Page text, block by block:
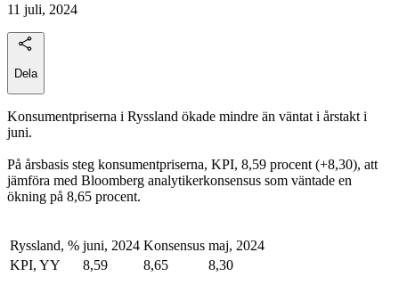
11 juli, 2024
Dela
Konsumentpriserna i Ryssland ökade mindre än väntat i årstakt i
juni.
På årsbasis steg konsumentpriserna, KPI, 8,59 procent (+8,30), att
jämföra med Bloomberg analytikerkonsensus som väntade en
ökning på 8,65 procent.
Ryssland, % juni, 2024 Konsensus maj, 2024
KPI, YY
8,59 8,65 8,30